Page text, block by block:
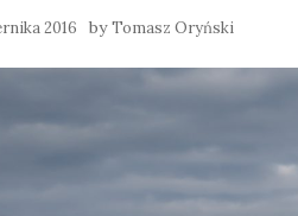
2016 byTomasz Oryński